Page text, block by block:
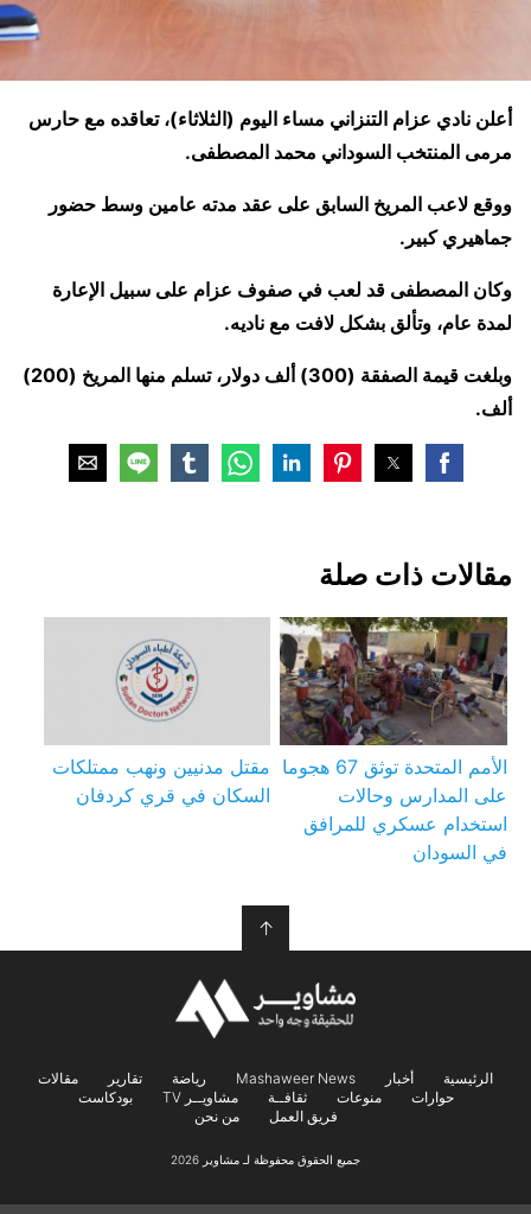
أعلن نادي عزام التنزاني مساء اليوم (الثلاثاء)، تعاقده مع حارس
مرمى المنتخب السوداني محمد المصطفى.
ووقع لاعب المريخ السابق على عقد مدته عامين وسط حضور
جماهيري كبير.
وكان المصطفى قد لعب في صفوف عزام على سبيل الإعارة
لمدة عام، وتألق بشكل لافت مع ناديه.
وبلغت قيمة الصفقة (300) ألف دولار، تسلم منها المريخ (200)
ألف.
مقالات ذات صلة
الأمم المتحدة توثق 67 هجوما
على المدارس وحالات
استخدام عسكري للمرافق
في السودان
مقتل مدنيين ونهب ممتلكات
السكان في قري كردفان
↑
الرئيسية أخبار Mashaweer News رياضة تقارير
مقالات
حوارات
منوعات ثقافــة مشاويــر TV
بودكاست
فريق العمل
من نحن
جميع الحقوق محفوظة لـ مشاوير 2026